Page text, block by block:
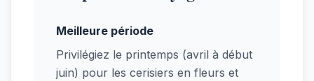
Meilleure période
Privilégiez le printemps (avril à début
juin) pour les cerisiers en fleurs et